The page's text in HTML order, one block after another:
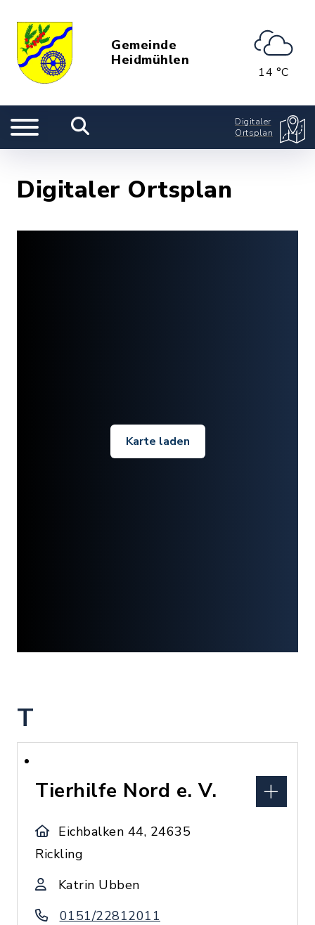
Gemeinde
Heidmühlen
14 °C
Digitaler
Ortsplan
Digitaler Ortsplan
Karte laden
T
Tierhilfe Nord e. V.
Eichbalken 44, 24635
Rickling
Katrin Ubben
0151/22812011